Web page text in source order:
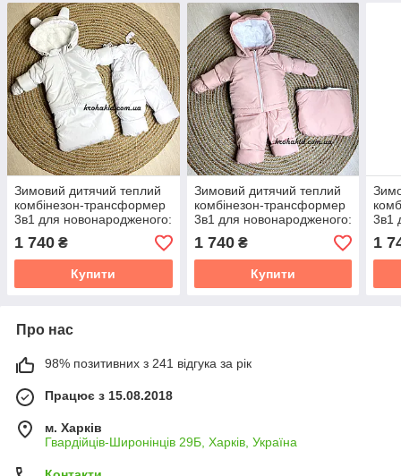
Зимовий дитячий теплий
комбінезон-трансформер
3в1 для новонародженого:
1 740 ₴
Купити
Зимовий дитячий теплий
комбінезон-трансформер
3в1 для новонародженого:
1 740₴
Купити
3в1
1
Про нас
98% позитивних з 241 відгука за рік
Працює з 15.08.2018
м. Харків
Гвардійців-Широнінців 29Б, Харків, Україна